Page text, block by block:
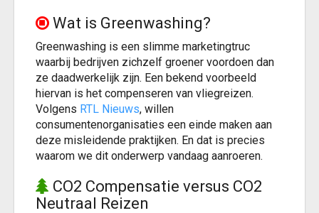
Wat is Greenwashing?
Greenwashing is een slimme marketingtruc
waarbij bedrijven zichzelf groener voordoen dan
ze daadwerkelijk zijn. Een bekend voorbeeld
hiervan is het compenseren van vliegreizen.
Volgens RTL Nieuws, willen
consumentenorganisaties een einde maken aan
deze misleidende praktijken. En dat is precies
waarom we dit onderwerp vandaag aanroeren.
CO2 Compensatie versus CO2
Neutraal Reizen